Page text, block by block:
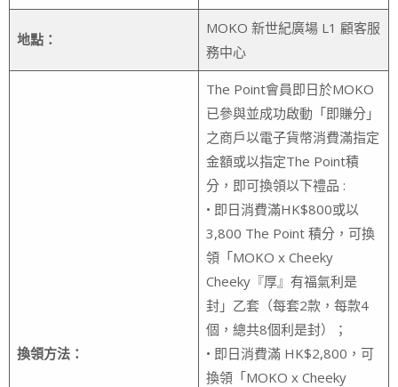
地點：
MOKO 新世紀廣場 L1 顧客服
務中心
換領方法：
The Point會員即日於MOKO
已參與並成功啟動「即賺分」
之商戶以電子貨幣消費滿指定
金額或以指定The Point積
分，即可換領以下禮品 :
• 即日消費滿HK$800或以
3,800 The Point 積分，可換
領「MOKO x Cheeky
Cheeky『厚』有福氣利是
封」乙套（每套2款，每款4
個，總共8個利是封）；
• 即日消費滿 HK$2,800，可
換領「MOKO x Cheeky